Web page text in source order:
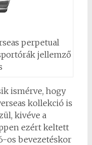
perpetual
jellemző
ismérve, hogy
kollekció is
kivéve a
ezért keltett
os bevezetéskor